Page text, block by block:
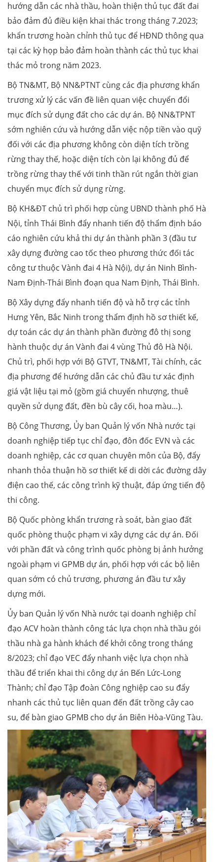
hướng dẫn các nhà thầu, hoàn thiện thủ tục đất đai
bảo đảm đủ điều kiện khai thác trong tháng 7.2023;
khẩn trương hoàn chỉnh thủ tục để HĐND thông qua
tại các kỳ họp bảo đảm hoàn thành các thủ tục khai
thác mỏ trong năm 2023.
Bộ TN&MT, Bộ NN&PTNT cùng các địa phương khẩn
trương xử lý các vấn đề liên quan việc chuyển đổi
mục đích sử dụng đất cho các dự án. Bộ NN&TPNT
sớm nghiên cứu và hướng dẫn việc nộp tiền vào quỹ
đối với các địa phương không còn diện tích trồng
rừng thay thế, hoặc diện tích còn lại không đủ để
trồng rừng thay thế với tinh thần rút ngắn thời gian
chuyển mục đích sử dụng rừng.
Bộ KH&ĐT chủ trì phối hợp cùng UBND thành phố Hà
Nội, tỉnh Thái Bình đẩy nhanh tiến độ thẩm định báo
cáo nghiên cứu khả thi dự án thành phần 3 (đầu tư
xây dựng đường cao tốc theo phương thức đối tác
công tư thuộc Vành đai 4 Hà Nội), dự án Ninh Bình-
Nam Định-Thái Bình đoạn qua Nam Định, Thái Bình.
Bộ Xây dựng đẩy nhanh tiến độ và hỗ trợ các tỉnh
Hưng Yên, Bắc Ninh trong thẩm định hồ sơ thiết kế,
dự toán các dự án thành phần đường đô thị song
hành thuộc dự án Vành đai 4 vùng Thủ đô Hà Nội.
Chủ trì, phối hợp với Bộ GTVT, TN&MT, Tài chính, các
địa phương để hướng dẫn các chủ đầu tư xác định
giá vật liệu tại mỏ (gồm giá chuyển nhượng, thuê
quyền sử dụng đất, đền bù cây cối, hoa màu…).
Bộ Công Thương, Ủy ban Quản lý vốn Nhà nước tại
doanh nghiệp tiếp tục chỉ đạo, đôn đốc EVN và các
doanh nghiệp, các cơ quan chuyên môn của Bộ, đẩy
nhanh thỏa thuận hồ sơ thiết kế di dời các đường dây
điện cao thế, các công trình kỹ thuật, đáp ứng tiến độ
thi công.
Bộ Quốc phòng khẩn trương rà soát, bàn giao đất
quốc phòng thuộc phạm vi xây dựng các dự án. Đối
với phần đất và công trình quốc phòng bị ảnh hưởng
ngoài phạm vi GPMB dự án, phối hợp với các bộ liên
quan sớm có chủ trương, phương án đầu tư xây
dựng mới.
Ủy ban Quản lý vốn Nhà nước tại doanh nghiệp chỉ
đạo ACV hoàn thành công tác lựa chọn nhà thầu gói
thầu nhà ga hành khách để khởi công trong tháng
8/2023; chỉ đạo VEC đẩy nhanh việc lựa chọn nhà
thầu để triển khai thi công dự án Bến Lức-Long
Thành; chỉ đạo Tập đoàn Công nghiệp cao su đẩy
nhanh các thủ tục liên quan đến đất trồng cây cao
su, để bàn giao GPMB cho dự án Biên Hòa-Vũng Tàu.